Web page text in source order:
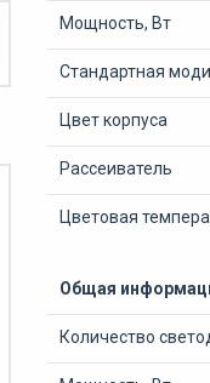
Мощность, Вт
Стандартная
Цвет корпуса
Рассеиватель
Цветовая
Общая
Количество